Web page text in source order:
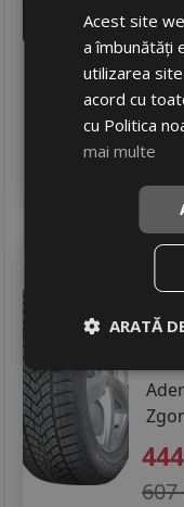
367
444
607
Acest site
a îmbunătăți
utilizarea
acord cu
cu Politica
mai multe
ARATĂ